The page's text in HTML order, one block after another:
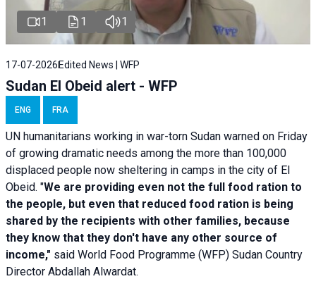
1 1 1
17-07-2026 Edited News | WFP
Sudan El Obeid alert - WFP
ENG FRA
UN humanitarians working in war-torn Sudan warned on Friday
of growing dramatic needs among the more than 100,000
displaced people now sheltering in camps in the city of El
Obeid. "We are providing even not the full food ration to
the people, but even that reduced food ration is being
shared by the recipients with other families, because
they know that they don't have any other source of
income," said World Food Programme (WFP) Sudan Country
Director Abdallah Alwardat.